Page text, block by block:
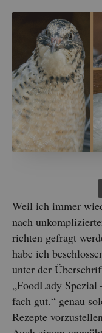
Weil ich immer
nach
rich­ten ge­fragt
habe ich
unter der
„Food­La­dy
fach gut.“ genau
Re­zep­te
als Un­ter­la­ge. Ist
cke­rer und
weil mir ein net­ter
ge Wach­te­lei­er von
hau­se mit­ge­bracht
gibt’s die
chic! Statt ge­wal­tig
meine Mäxchen